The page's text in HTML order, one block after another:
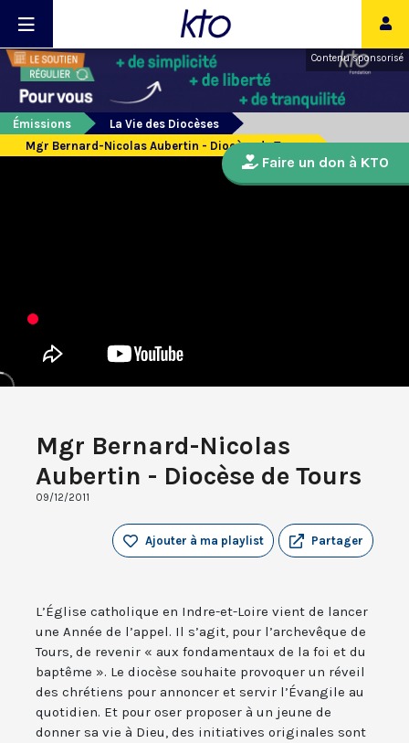
Contenu sponsorisé
Émissions
La Vie des Diocèses
Mgr Bernard-Nicolas Aubertin - Diocèse de Tours
Mgr Bernard-Nicolas
Aubertin - Diocèse de Tours
09/12/2011
Partager
Ajouter à ma playlist
L’Église catholique en Indre-et-Loire vient de lancer
une Année de l’appel. Il s’agit, pour l’archevêque de
Tours, de revenir « aux fondamentaux de la foi et du
baptême ». Le diocèse souhaite provoquer un réveil
des chrétiens pour annoncer et servir l’Évangile au
quotidien. Et pour oser proposer à un jeune de
donner sa vie à Dieu, des initiatives originales sont
Faire un don à KTO